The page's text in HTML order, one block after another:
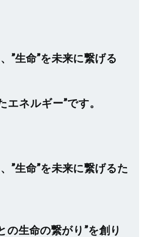
”生命”を未来に繋げる
エネルギー”です。
”生命”を未来に繋げるた
の生命の繋がり”を創り